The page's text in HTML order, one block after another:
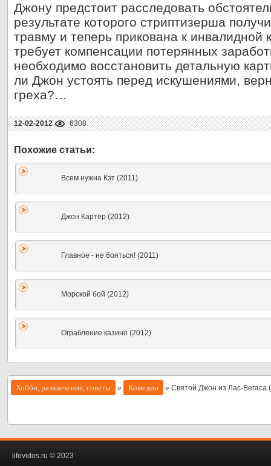
Джону предстоит расследовать
результате которого стриптизерша
травму и теперь прикована к инвалидной
требует компенсации потерянных
необходимо восстановить детальную
ли Джон устоять перед искушениями,
греха?…
12-02-2012 6308
Всем нужна Кэт (2011)
Джон Картер (2012)
Главное - не бояться! (2011)
Морской бой (2012)
Ограбление казино (2012)
Хобби, развлечения, советы » Комедии » Святой Джон из Лас-Вегаса
lifevidos.ru © 2023